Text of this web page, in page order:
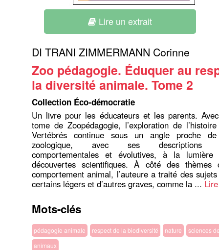
Lire un extrait
DI TRANI ZIMMERMANN Corinne
Zoo pédagogie. Éduquer au
la diversité animale. Tome 2
Collection Éco-démocratie
Un livre pour les éducateurs et les parents.
tome de Zoopédagogie, l’exploration de
Vertébrés continue sous un angle proche
zoologique, avec ses descriptions
comportementales et évolutives, à la lumière
découvertes scientifiques. À côté des thèmes
comportement animal, l’auteure a traité des
certains légers et d’autres graves, comme la ...
Mots-clés
pédagogie animale respect de la biodiversité nature
sciences
animaux